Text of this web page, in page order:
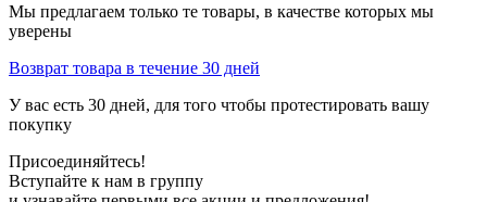
Мы предлагаем только те товары, в качестве которых мы
уверены
Возврат товара в течение 30 дней
У вас есть 30 дней, для того чтобы протестировать вашу
покупку
Присоединяйтесь!
Вступайте к нам в группу